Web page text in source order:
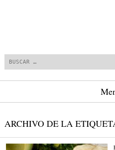
ARCHIVO DE LA